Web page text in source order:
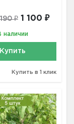
190 ₽ 1 100 ₽
наличии
Купить
Купить в 1 клик